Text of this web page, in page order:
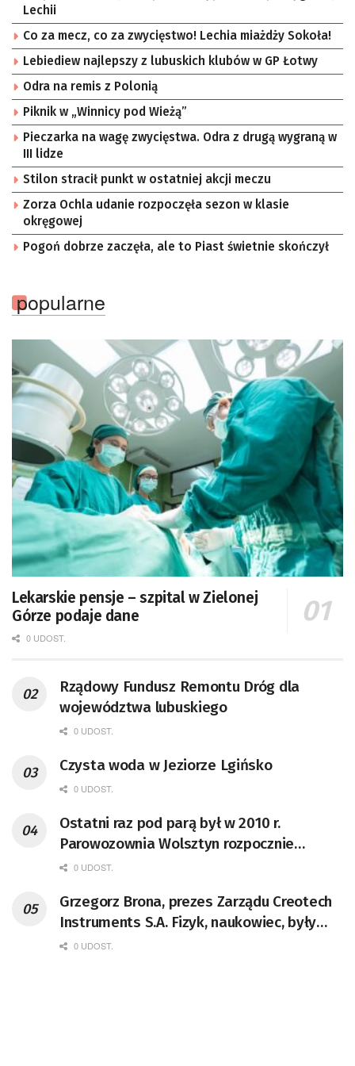
Lechii
Co za mecz, co za zwycięstwo! Lechia miażdży Sokoła!
Lebiediew najlepszy z lubuskich klubów w GP Łotwy
Odra na remis z Polonią
Piknik w „Winnicy pod Wieżą”
Pieczarka na wagę zwycięstwa. Odra z drugą wygraną w
III lidze
Stilon stracił punkt w ostatniej akcji meczu
Zorza Ochla udanie rozpoczęła sezon w klasie
okręgowej
Pogoń dobrze zaczęła, ale to Piast świetnie skończył
popularne
Lekarskie pensje – szpital w Zielonej
Górze podaje dane
0 UDOST.
Rządowy Fundusz Remontu Dróg dla
województwa lubuskiego
0 UDOST.
Czysta woda w Jeziorze Lgińsko
0 UDOST.
Ostatni raz pod parą był w 2010 r.
Parowozownia Wolsztyn rozpocznie
remont unikatowego Tr5-65
0 UDOST.
Grzegorz Brona, prezes Zarządu Creotech
Instruments S.A. Fizyk, naukowiec, były
pracownik CERN w Genewie,
0 UDOST.